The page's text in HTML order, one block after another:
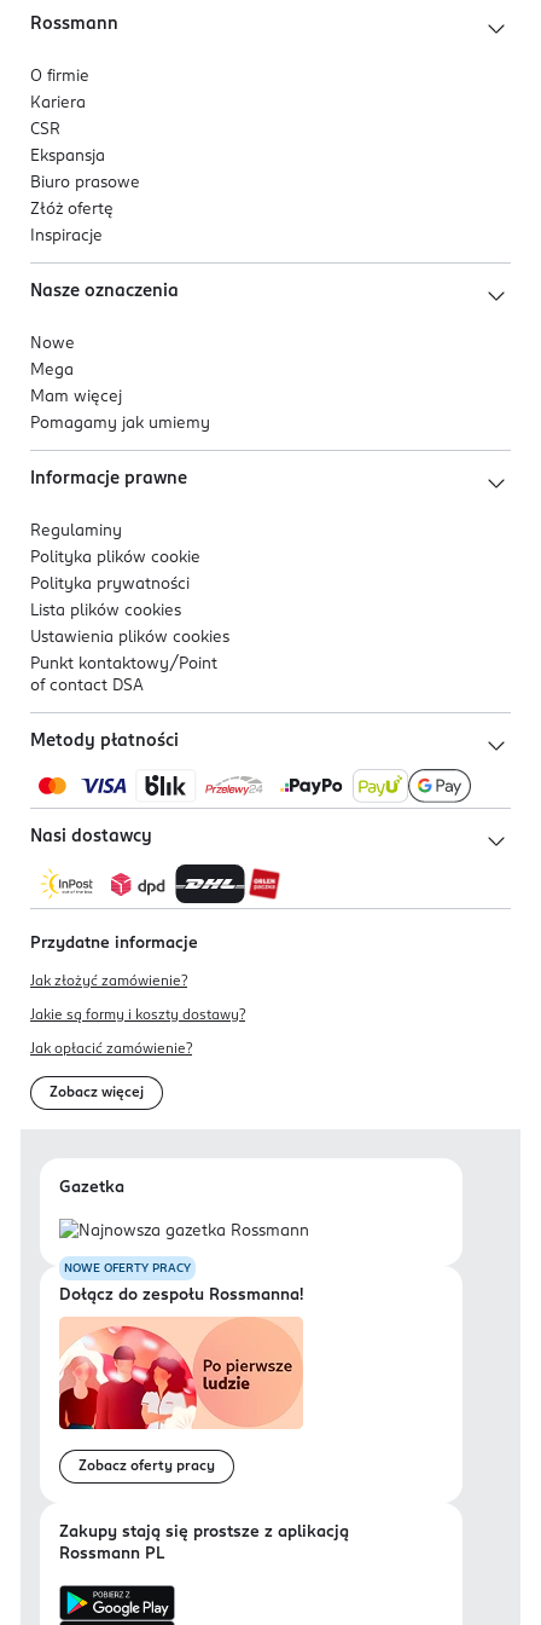
Rossmann
O firmie
Kariera
CSR
Ekspansja
Biuro prasowe
Złóż ofertę
Inspiracje
Nasze oznaczenia
Nowe
Mega
Mam więcej
Pomagamy jak umiemy
Informacje prawne
Regulaminy
Polityka plików cookie
Polityka prywatności
Lista plików cookies
Ustawienia plików cookies
Punkt kontaktowy/ Point
of contact DSA
Metody płatności
Nasi dostawcy
Przydatne informacje
Jak złożyć zamówienie?
Jakie są formy i koszty dostawy?
Jak opłacić zamówienie?
Zobacz więcej
Gazetka
NOWE OFERTY PRACY
Dołącz do zespołu Rossmanna!
Zobacz oferty pracy
Zakupy stają się prostsze z aplikacją
Rossmann PL